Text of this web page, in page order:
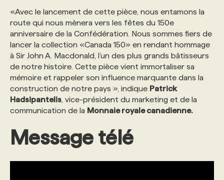
«Avec le lancement de cette pièce, nous entamons la
route qui nous mènera vers les fêtes du 150e
anniversaire de la Confédération. Nous sommes fiers de
lancer la collection «Canada 150» en rendant hommage
à Sir John A. Macdonald, l’un des plus grands bâtisseurs
de notre histoire. Cette pièce vient immortaliser sa
mémoire et rappeler son influence marquante dans la
construction de notre pays », indique Patrick
Hadsipantelis , vice-président du marketing et de la
communication de la Monnaie royale canadienne.
Message télé